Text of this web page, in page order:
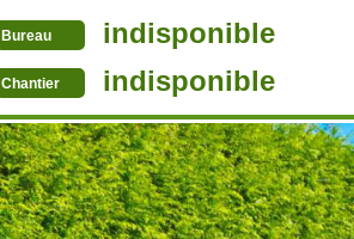
Bureau indisponible
Chantier indisponible